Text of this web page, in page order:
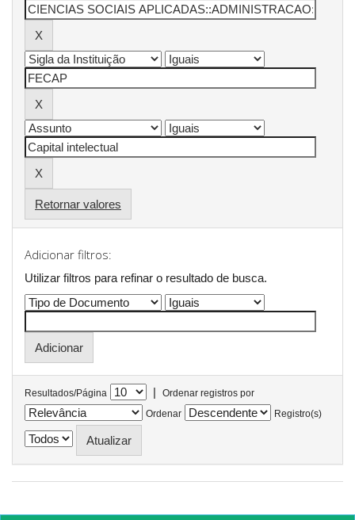
Retornar valores
Adicionar filtros:
Utilizar filtros para refinar o resultado de busca.
Resultados/Página |
Ordenar registros por
Ordenar
Registro(s)